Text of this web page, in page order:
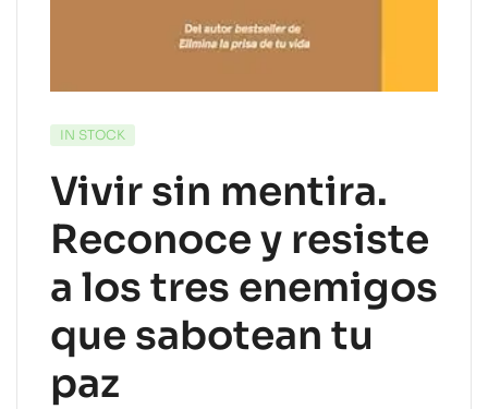
IN STOCK
Vivir sin mentira.
Reconoce y resiste
a los tres enemigos
que sabotean tu
paz